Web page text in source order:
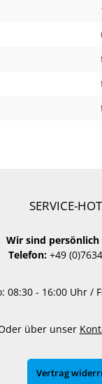
SERVICE-
Wir sind persönlich
Telefon: +49
08:30 - 16:00 Uhr /
über unser
Vertrag